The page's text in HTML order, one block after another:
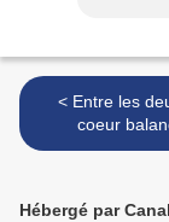
< Entre les deux, mon
coeur
Hébergé par